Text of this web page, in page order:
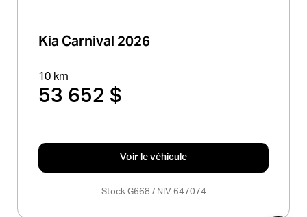
Kia Carnival 2026
10 km
53 652 $
Voir le véhicule
Stock G668 / NIV 647074